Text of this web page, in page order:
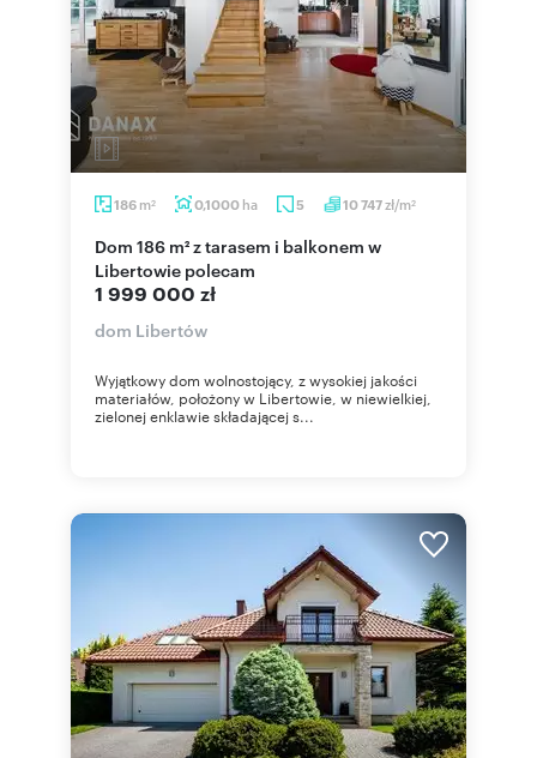
186 m2 0,1000 ha 5 10 747zł/m2
Dom 186 m² z tarasem i balkonem w
Libertowie polecam
1 999 000 zł
dom Libertów
Wyjątkowy dom wolnostojący, z wysokiej jakości
materiałów, położony w Libertowie, w niewielkiej,
zielonej enklawie składającej s...